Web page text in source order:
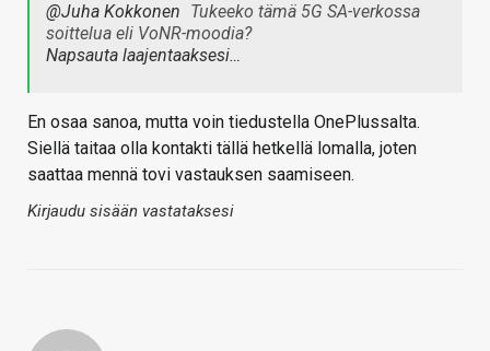
@Juha Kokkonen Tukeeko tämä 5G SA-verkossa
soittelua eli VoNR-moodia?
Napsauta laajentaaksesi…
En osaa sanoa, mutta voin tiedustella OnePlussalta.
Siellä taitaa olla kontakti tällä hetkellä lomalla, joten
saattaa mennä tovi vastauksen saamiseen.
Kirjaudu sisään vastataksesi